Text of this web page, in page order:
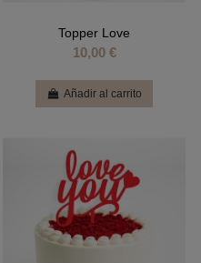
Topper Love
10,00 €
Añadir al carrito